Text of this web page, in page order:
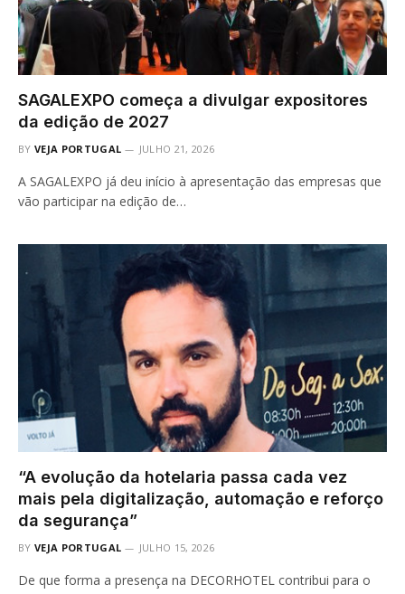
SAGALEXPO começa a divulgar expositores
da edição de 2027
BY VEJA PORTUGAL JULHO 21, 2026
A SAGALEXPO já deu início à apresentação das empresas que
vão participar na edição de…
“A evolução da hotelaria passa cada vez
mais pela digitalização, automação e reforço
da segurança”
BY VEJA PORTUGAL JULHO 15, 2026
De que forma a presença na DECORHOTEL contribui para o